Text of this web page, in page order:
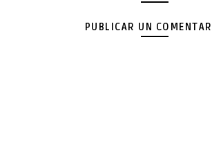
PUBLICAR UN